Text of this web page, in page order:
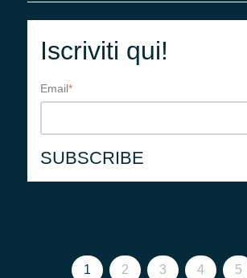
Iscriviti qui!
Email*
1 2 3 4 5